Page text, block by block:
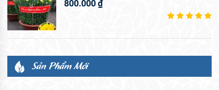
800.000₫
Sản Phẩm Mới